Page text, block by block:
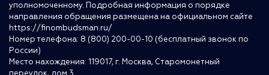
уполномоченному. Подробная информация о порядке
направления обращения размещена на официальном сайте
https://finombudsman.ru/
Номер телефона: 8 (800) 200-00-10 (бесплатный звонок по
России)
Место нахождения: 119017, г. Москва, Старомонетный